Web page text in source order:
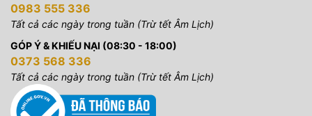
0983 555 336
Tất cả các ngày trong tuần (Trừ tết Âm Lịch)
GÓP Ý & KHIẾU NẠI (08:30 - 18:00)
0373 568 336
Tất cả các ngày trong tuần (Trừ tết Âm Lịch)